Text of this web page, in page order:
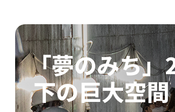
「夢のみち
下の巨大空